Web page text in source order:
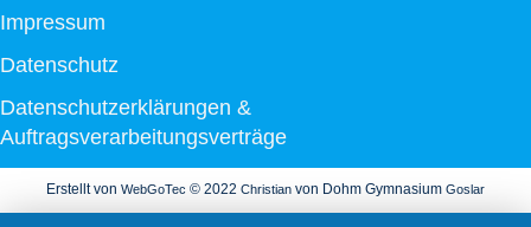
Impressum
Datenschutz
Datenschutzerklärungen &
Auftragsverarbeitungsverträge
Erstellt von WebGoTec © 2022 Christian von Dohm Gymnasium Goslar